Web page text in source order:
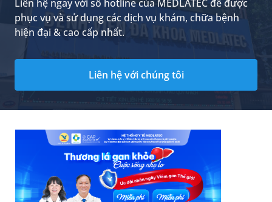
Liên hệ ngay với số hotline của MEDLATEC để được
phục vụ và sử dụng các dịch vụ khám, chữa bệnh
hiện đại & cao cấp nhất.
Liên hệ với chúng tôi